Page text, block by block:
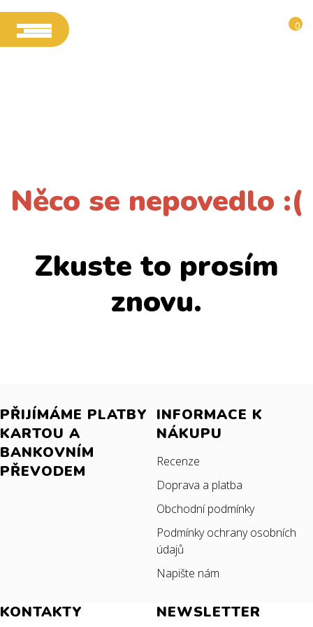
0
Něco se nepovedlo :(
Zkuste to prosím
znovu.
PŘIJÍMÁME PLATBY
KARTOU A
BANKOVNÍM
PŘEVODEM
INFORMACE K
NÁKUPU
Recenze
Doprava a platba
Obchodní podmínky
Podmínky ochrany osobních
údajů
Napište nám
KONTAKTY NEWSLETTER